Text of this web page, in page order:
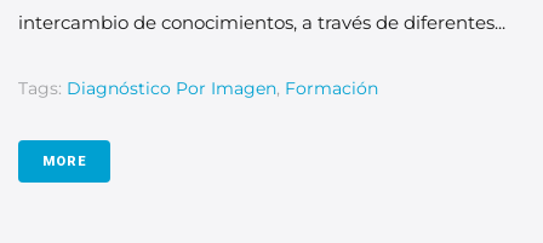
intercambio de conocimientos, a través de diferentes...
Tags: Diagnóstico Por Imagen, Formación
MORE